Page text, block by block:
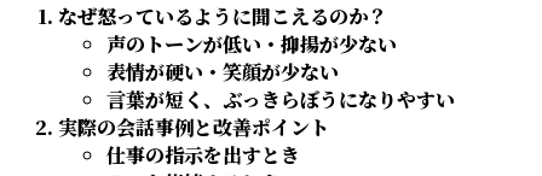
なぜ怒っているように聞こえるのか？
声のトーンが低い・抑揚が少ない
表情が硬い・笑顔が少ない
言葉が短く、ぶっきらぼうになりやすい
実際の会話事例と改善ポイント
仕事の指示を出すとき